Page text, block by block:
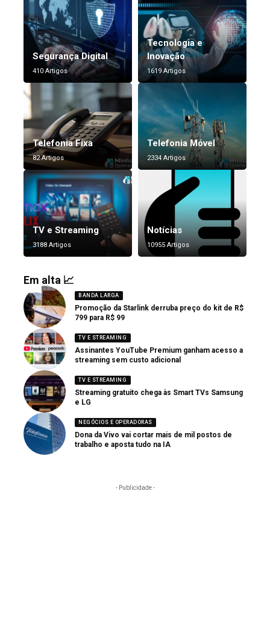
Segurança Digital
410 Artigos
Tecnologia e
Inovação
1619 Artigos
Telefonia Fixa
82 Artigos
Telefonia Móvel
2334 Artigos
TV e Streaming
3188 Artigos
Notícias
10955 Artigos
Em alta 📈
BANDA LARGA
Promoção da Starlink derruba preço do kit de R$
799 para R$ 99
TV E STREAMING
Assinantes YouTube Premium ganham acesso a
streaming sem custo adicional
TV E STREAMING
Streaming gratuito chega às Smart TVs Samsung
e LG
NEGÓCIOS E OPERADORAS
Dona da Vivo vai cortar mais de mil postos de
trabalho e aposta tudo na IA
- Publicidade -